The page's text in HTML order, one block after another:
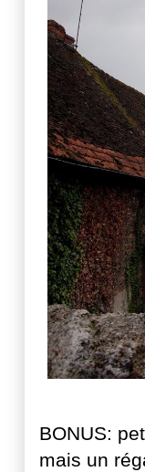
BONUS:
mais un